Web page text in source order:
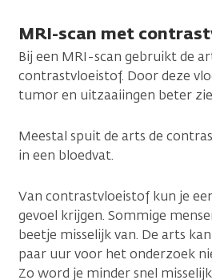
MRI-scan met
Bij een MRI-scan gebruikt de
contrastvloeistof. Door deze
tumor en uitzaaiingen beter
Meestal spuit de arts de
in een bloedvat.
Van contrastvloeistof kun je
gevoel krijgen. Sommige
beetje misselijk van. De arts
paar uur voor het onderzoek
Zo word je minder snel